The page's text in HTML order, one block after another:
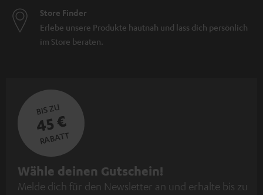
Store Finder
Erlebe unsere Produkte hautnah und lass dich persönlich
im Store beraten.
BIS ZU
45 €
RABATT
N
e
Wähle deinen Gutschein!
Melde dich für den Newsletter an und erhalte bis zu